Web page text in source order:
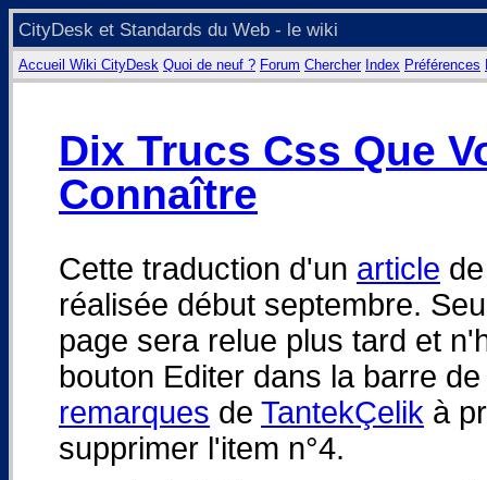
CityDesk et Standards du Web - le wiki
Accueil Wiki CityDesk Quoi de neuf ? Forum Chercher Index Préférences
Dix Trucs Css Que
Connaître
Cette traduction d'un article
réalisée début septembre.
page sera relue plus tard et
bouton Editer dans la barre
remarques de TantekÇelik à
supprimer l'item n°4.